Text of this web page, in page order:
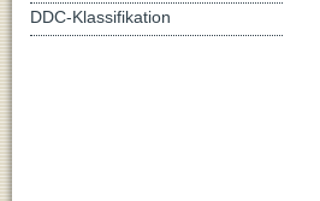
DDC-Klassifikation